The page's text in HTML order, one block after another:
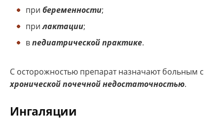
при беременности;
прилактации;
впедиатрической практике.
С осторожностью препарат назначают больным с
хронической почечной недостаточностью.
Ингаляции